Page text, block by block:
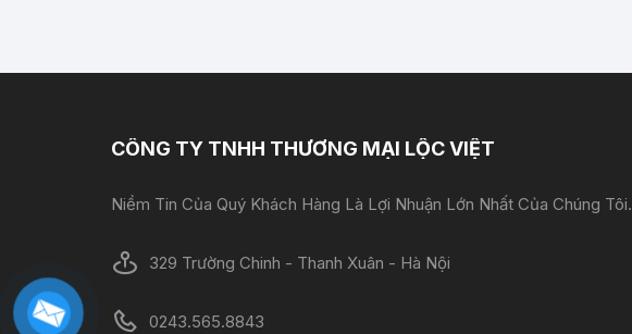
CÔNG TY TNHH THƯƠNG MẠI LỘC VIỆT
Niềm Tin Của Quý Khách Hàng Là Lợi Nhuận Lớn Nhất Của Chúng Tôi.
329 Trường Chinh - Thanh Xuân - Hà Nội
0243.565.8843